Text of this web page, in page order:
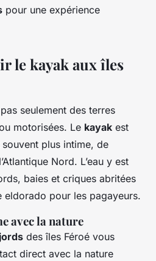
pour une expérience
le kayak aux îles
seulement des terres
motorisées. Le kayak est
plus intime, de
Nord. L’eau y est
baies et criques abritées
eldorado pour les pagayeurs.
avec la nature
des îles Féroé vous
direct avec la nature